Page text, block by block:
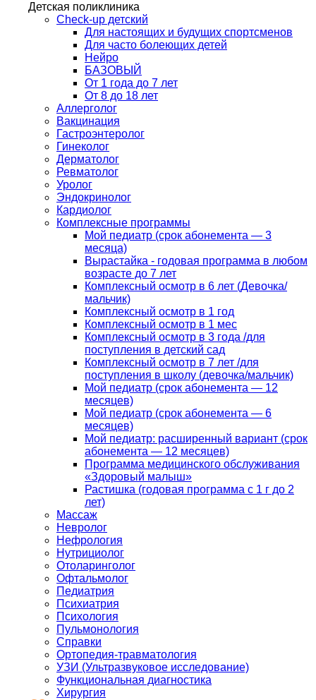
Детская поликлиника
Check-up детский
Для настоящих и будущих спортсменов
Для часто болеющих детей
Нейро
БАЗОВЫЙ
От 1 года до 7 лет
От 8 до 18 лет
Аллерголог
Вакцинация
Гастроэнтеролог
Гинеколог
Дерматолог
Ревматолог
Уролог
Эндокринолог
Кардиолог
Комплексные программы
Мой педиатр (срок абонемента — 3
месяца)
Вырастайка - годовая программа в любом
возрасте до 7 лет
Комплексный осмотр в 6 лет (Девочка/
мальчик)
Комплексный осмотр в 1 год
Комплексный осмотр в 1 мес
Комплексный осмотр в 3 года /для
поступления в детский сад
Комплексный осмотр в 7 лет /для
поступления в школу (девочка/мальчик)
Мой педиатр (срок абонемента — 12
месяцев)
Мой педиатр (срок абонемента — 6
месяцев)
Мой педиатр: расширенный вариант (срок
абонемента — 12 месяцев)
Программа медицинского обслуживания
«Здоровый малыш»
Растишка (годовая программа с 1 г до 2
лет)
Массаж
Невролог
Нефрология
Нутрициолог
Отоларинголог
Офтальмолог
Педиатрия
Психиатрия
Психология
Пульмонология
Справки
Ортопедия-травматология
УЗИ (Ультразвуковое исследование)
Функциональная диагностика
Хирургия